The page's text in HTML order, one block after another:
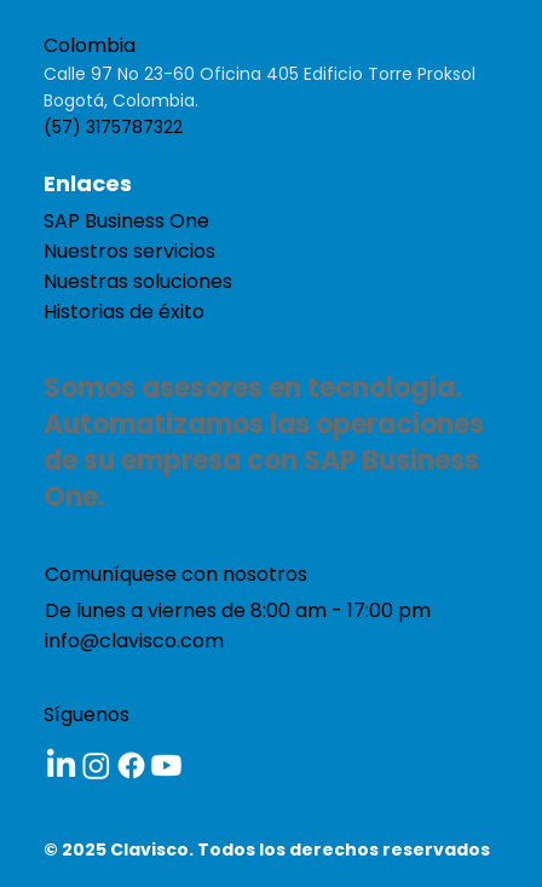
Somos asesores en tecnología.
Automatizamos las operaciones
de su empresa con SAP Business
One.
Comuníquese con nosotros
De lunes a viernes de 8:00 am - 17:00 pm
info@clavisco.com
Síguenos
Enlaces
SAP Business One
Nuestros servicios
Nuestras soluciones
Historias de éxito
Colombia
Calle 97 No 23-60 Oficina 405 Edificio Torre Proksol
Bogotá, Colombia.
(57) 3175787322
© 2025 Clavisco. Todos los derechos reservados